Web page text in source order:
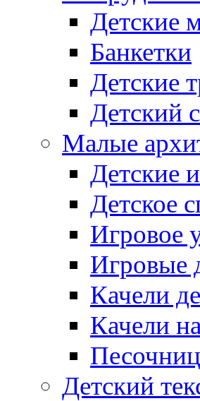
Детские
Банкетки
Детские
Детский
Малые
Детские
Детское
Игровое
Игровые
Качели
Качели
Детский